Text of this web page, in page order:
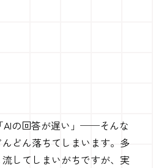
AIの回答が遅い」──そんな
どん落ちてしまいます。多
してしまいがちですが、実